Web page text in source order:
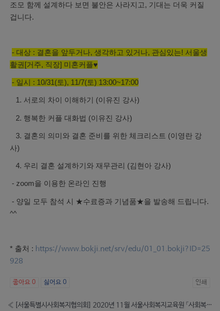
조모 함께 설계하다 보면 불안은 사라지고, 기대는 더욱 커질
겁니다.
- 대상 : 결혼을 앞두거나, 생각하고 있거나, 관심있는! 서울생
활권[거주, 직장] 미혼커플♥
- 일시 : 10/31(토), 11/7(토) 13:00~17:00
1. 서로의 차이 이해하기 (이유진 강사)
2. 행복한 커플 대화법 (이유진 강사)
3. 결혼의 의미와 결혼 준비를 위한 체크리스트 (이영란 강
사)
4. 우리 결혼 설계하기와 재무관리 (김현아 강사)
- zoom을 이용한 온라인 진행
- 양일 모두 참석 시 ★수료증과 기념품★을 발송해 드립니다.
^^
* 출처 : https://www.bokji.net/srv/edu/01_01.bokji?ID=25
928
좋아요 0 싫어요 0 인쇄
« [서울특별시사회복지협의회] 2020년 11월 서울사회복지교육원 「사회복지 재무회계 교육과정」 안내 (-10.31)